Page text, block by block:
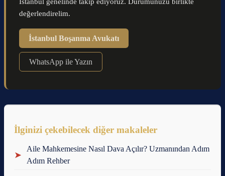
değerlendirelim.
İstanbul Boşanma Avukatı
WhatsApp ile Yazın
İlginizi çekebilecek diğer makaleler
➤
Aile Mahkemesine Nasıl Dava Açılır? Uzmanından Adım
Adım Rehber